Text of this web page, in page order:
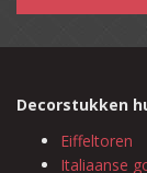
Decorstukken
Eiffeltoren
Italiaanse